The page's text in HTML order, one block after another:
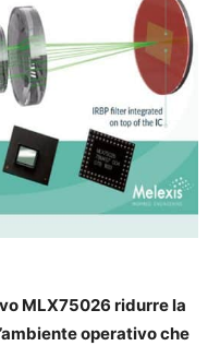
MLX75026 ridurre la
operativo che